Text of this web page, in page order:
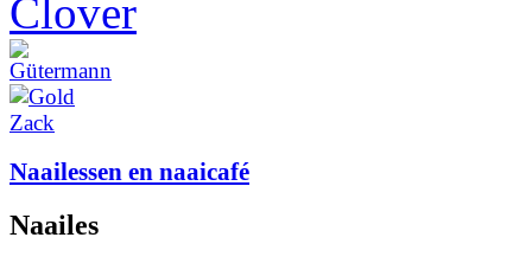
Naailessen en naaicafé
Naailes